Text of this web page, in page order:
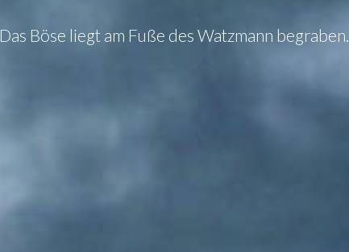
Das Böse liegt am Fuße des Watzmann begraben.